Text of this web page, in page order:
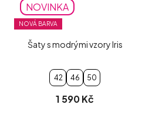
NOVINKA
NOVÁ BARVA
Šaty s modrými vzory Iris
42 46 50
1 590 Kč